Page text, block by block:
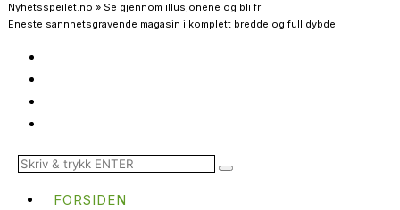
Nyhetsspeilet.no » Se gjennom illusjonene og bli fri
Eneste sannhetsgravende magasin i komplett bredde og full dybde
FORSIDEN